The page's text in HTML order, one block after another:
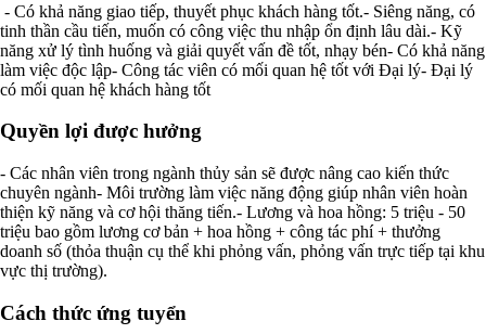
- Có khả năng giao tiếp, thuyết phục khách hàng tốt.- Siêng năng, có
tinh thần cầu tiến, muốn có công việc thu nhập ổn định lâu dài.- Kỹ
năng xử lý tình huống và giải quyết vấn đề tốt, nhạy bén- Có khả năng
làm việc độc lập- Công tác viên có mối quan hệ tốt với Đại lý- Đại lý
có mối quan hệ khách hàng tốt
Quyền lợi được hưởng
- Các nhân viên trong ngành thủy sản sẽ được nâng cao kiến thức
chuyên ngành- Môi trường làm việc năng động giúp nhân viên hoàn
thiện kỹ năng và cơ hội thăng tiến.- Lương và hoa hồng: 5 triệu - 50
triệu bao gồm lương cơ bản + hoa hồng + công tác phí + thưởng
doanh số (thỏa thuận cụ thể khi phỏng vấn, phỏng vấn trực tiếp tại khu
vực thị trường).
Cách thức ứng tuyển